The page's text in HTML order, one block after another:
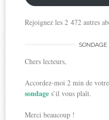
Rejoignez les 2 472 autres
SONDAGE
Chers lecteurs,
Accordez-moi 2 min de
sondages’il vous plaît.
Merci beaucoup !